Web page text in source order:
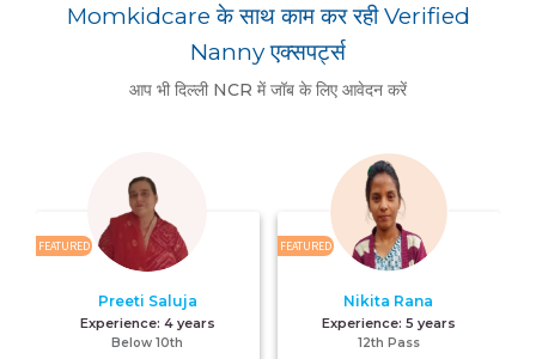
Momkidcare के साथ काम कर रही Verified
Nanny एक्सपर्ट्स
आप भी दिल्ली NCR में जॉब के लिए आवेदन करें
FEATURED
Preeti Saluja
Experience: 4 years
Below 10th
FEATURED
Nikita Rana
Experience: 5 years
12th Pass